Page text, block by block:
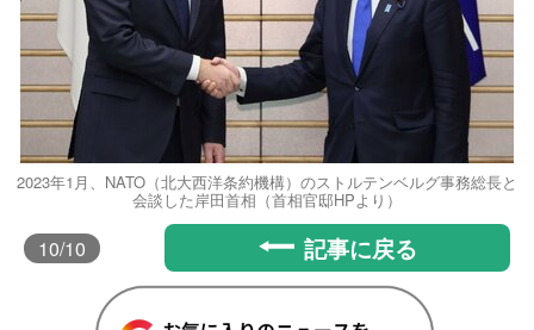
2023年1月、NATO（北大西洋条約機構）のストルテンベルグ事務総長と
会談した岸田首相（首相官邸HPより）
10/10 記事に戻る